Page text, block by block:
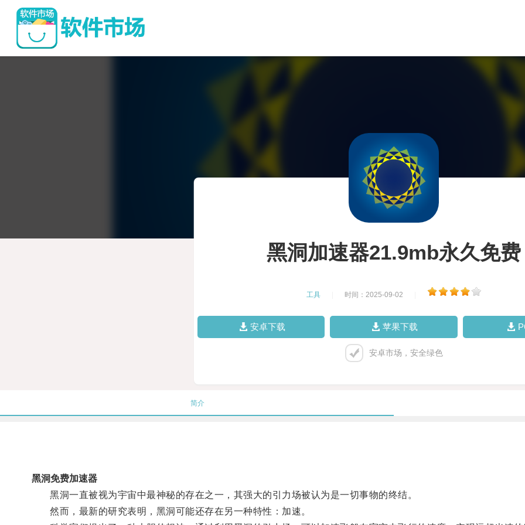
黑洞加速器21.9mb永久免费
工具 时间：2025-09-02
安卓下载 苹果下载
安卓市场，安全绿色
简介
黑洞免费加速器
黑洞一直被视为宇宙中最神秘的存在之一，其强大的引力场被认为是一切事物的终结。
然而，最新的研究表明，黑洞可能还存在另一种特性：加速。